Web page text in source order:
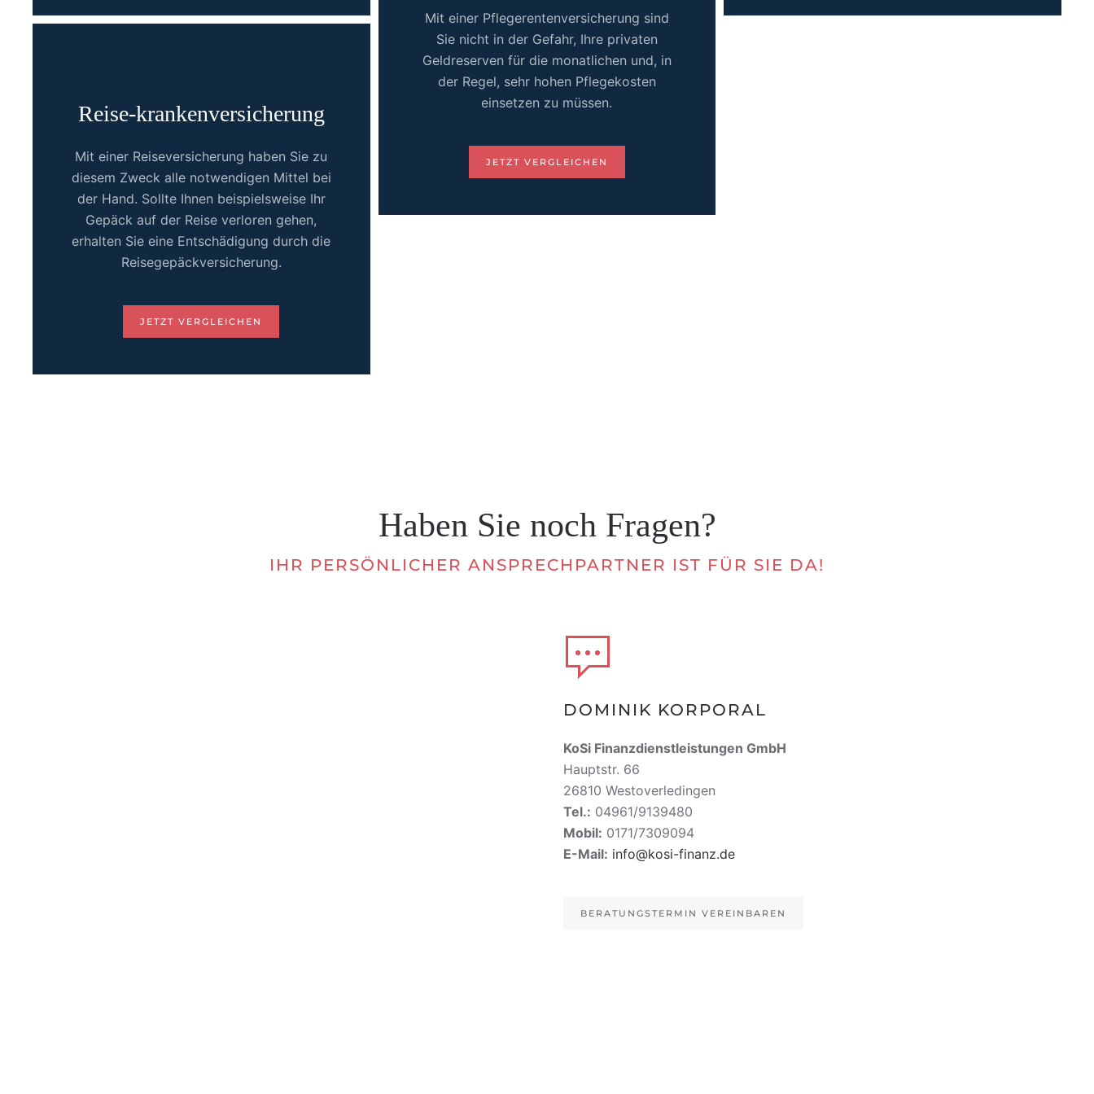
Mit einer Pflegerentenversicherung sind
Sie nicht in der Gefahr, Ihre privaten
Geldreserven für die monatlichen und, in
der Regel, sehr hohen Pflegekosten
einsetzen zu müssen.
JETZT VERGLEICHEN
Reise-krankenversicherung
Mit einer Reiseversicherung haben Sie zu
diesem Zweck alle notwendigen Mittel bei
der Hand. Sollte Ihnen beispielsweise Ihr
Gepäck auf der Reise verloren gehen,
erhalten Sie eine Entschädigung durch die
Reisegepäckversicherung.
JETZT VERGLEICHEN
Haben Sie noch Fragen?
IHR PERSÖNLICHER ANSPRECHPARTNER IST FÜR SIE DA!
DOMINIK KORPORAL
KoSi Finanzdienstleistungen GmbH
Hauptstr. 66
26810 Westoverledingen
Tel.: 04961/9139480
Mobil: 0171/7309094
E-Mail: info@kosi-finanz.de
BERATUNGSTERMIN VEREINBAREN